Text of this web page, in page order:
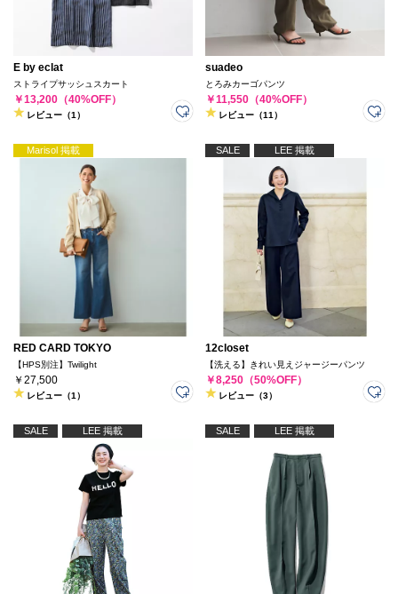
E by eclat
ストライプサッシュスカート
￥13,200（40%OFF）
レビュー（1）
suadeo
とろみカーゴパンツ
￥11,550（40%OFF）
レビュー（11）
Marisol 掲載
RED CARD TOKYO
【HPS別注】Twilight
￥27,500
レビュー（1）
SALE LEE 掲載
12closet
【洗える】きれい見えジャージーパンツ
￥8,250（50%OFF）
レビュー（3）
SALE LEE 掲載 SALE LEE 掲載